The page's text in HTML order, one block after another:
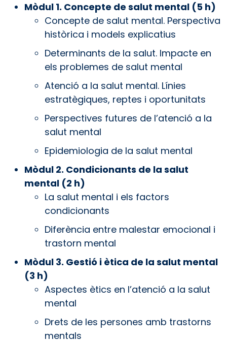
Mòdul 1. Concepte de salut mental (5 h)
Concepte de salut mental. Perspectiva
històrica i models explicatius
Determinants de la salut. Impacte en
els problemes de salut mental
Atenció a la salut mental. Línies
estratègiques, reptes i oportunitats
Perspectives futures de l’atenció a la
salut mental
Epidemiologia de la salut mental
Mòdul 2. Condicionants de la salut
mental (2 h)
La salut mental i els factors
condicionants
Diferència entre malestar emocional i
trastorn mental
Mòdul 3. Gestió i ètica de la salut mental
(3 h)
Aspectes ètics en l’atenció a la salut
mental
Drets de les persones amb trastorns
mentals